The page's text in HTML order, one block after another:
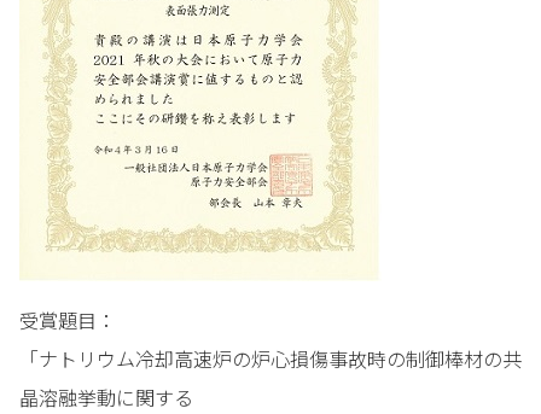
受賞題目：
「ナトリウム冷却高速炉の炉心損傷事故時の制御棒材の共
晶溶融挙動に関する